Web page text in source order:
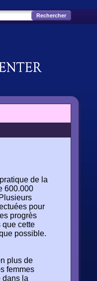
de la
600.000
pour
progrès
que cette
possible.
plus de
femmes
dans la